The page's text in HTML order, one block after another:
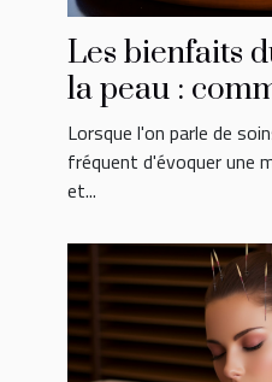
Les bienfaits
la peau :
substance
améliorer
beauté
Lorsque l'on parle de
fréquent d'évoquer une
et...